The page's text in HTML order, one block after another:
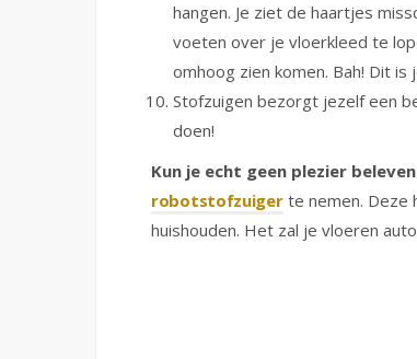
hangen. Je ziet de haartjes
voeten over je vloerkleed te
omhoog zien komen. Bah! Dit
Stofzuigen bezorgt jezelf een
doen!
Kun je echt geen plezier
robotstofzuigerte nemen. Deze
huishouden. Het zal je vloeren